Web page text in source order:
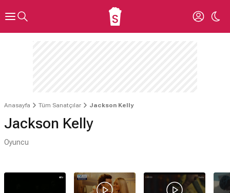
Anasayfa Tüm Sanatçılar Jackson Kelly
Jackson Kelly
Oyuncu